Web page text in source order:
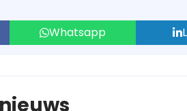
Whatsapp